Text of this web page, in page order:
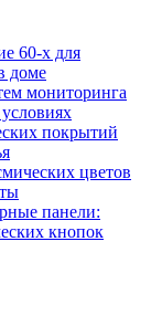
60-х для
доме
мониторинга
покрытий
цветов
панели:
кнопок